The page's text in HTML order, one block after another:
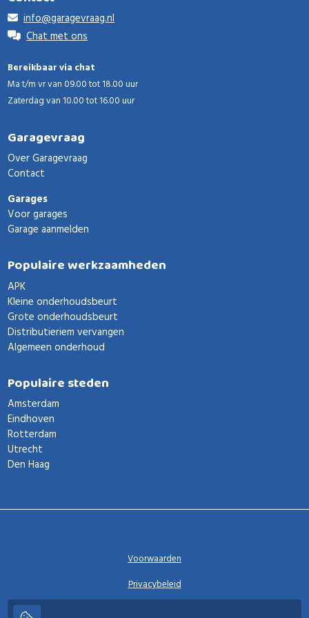
info@garagevraag.nl
Chat met ons
Bereikbaar via chat
Ma t/m vr van 09.00 tot 18.00 uur
Zaterdag van 10.00 tot 16.00 uur
Garagevraag
Over Garagevraag
Contact
Garages
Voor garages
Garage aanmelden
Populaire werkzaamheden
APK
Kleine onderhoudsbeurt
Grote onderhoudsbeurt
Distributieriem vervangen
Algemeen onderhoud
Populaire steden
Amsterdam
Eindhoven
Rotterdam
Utrecht
Den Haag
Voorwaarden
Privacybeleid